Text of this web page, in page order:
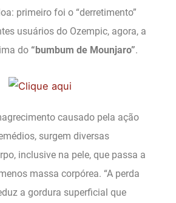
primeiro foi o “derretimento”
usuários do Ozempic, agora, a
do “bumbum de Mounjaro”.
causado pela ação
surgem diversas
inclusive na pele, que passa a
massa corpórea. “A perda
a gordura superficial que